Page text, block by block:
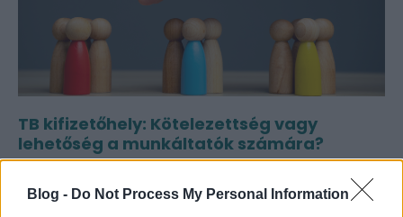
Blog - Do Not Process My Personal Information
TB kifizetőhely: Kötelezettség vagy
lehetőség a munkáltatók számára?